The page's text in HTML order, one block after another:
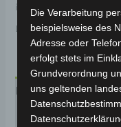
inkl. 19 % MwSt.
Lieferzeit:
Beschreibung
Produktsicherheit
Die Verarbeitung
beispielsweise des
Adresse oder
erfolgt stets im
Grundverordnung
uns geltenden